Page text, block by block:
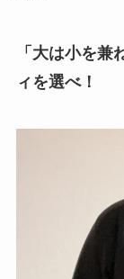
「大は小を
ィを選べ！